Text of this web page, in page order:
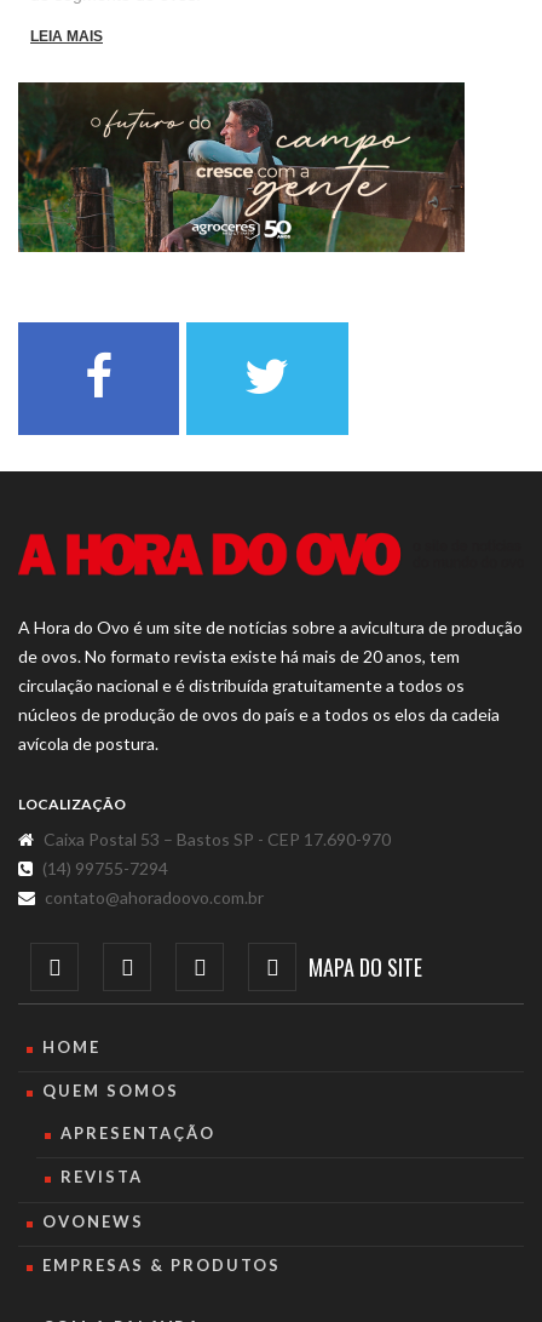
LEIA MAIS
A Hora do Ovo é um site de notícias sobre a avicultura de produção
de ovos. No formato revista existe há mais de 20 anos, tem
circulação nacional e é distribuída gratuitamente a todos os
núcleos de produção de ovos do país e a todos os elos da cadeia
avícola de postura.
LOCALIZAÇÃO
Caixa Postal 53 – Bastos SP - CEP 17.690-970
(14) 99755-7294
contato@ahoradoovo.com.br
MAPA DO SITE
HOME
QUEM SOMOS
APRESENTAÇÃO
REVISTA
OVONEWS
EMPRESAS & PRODUTOS